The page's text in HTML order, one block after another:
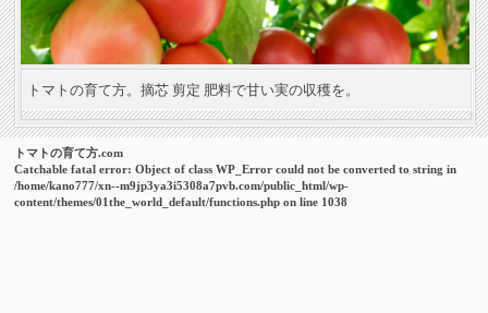
トマトの育て方。摘芯 剪定 肥料で甘い実の収穫を。
トマトの育て方.com
Catchable fatal error: Object of class WP_Error could not be converted to string in
/home/kano777/xn--m9jp3ya3i5308a7pvb.com/public_html/wp-
content/themes/01the_world_default/functions.php on line 1038